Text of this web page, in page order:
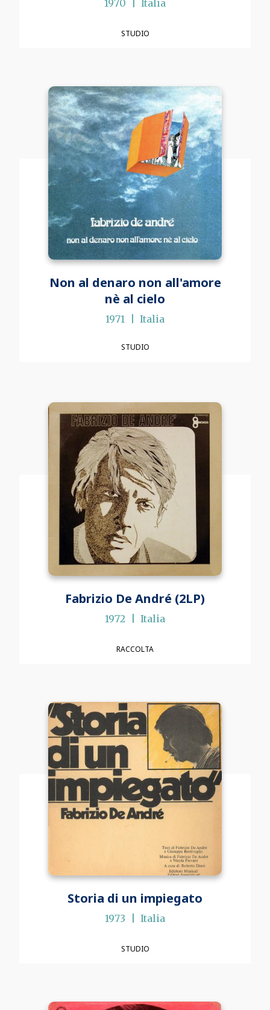
1970 Italia
STUDIO
Non al denaro non all'amore
nè al cielo
1971 Italia
STUDIO
Fabrizio De André (2LP)
1972 Italia
RACCOLTA
Storia di un impiegato
1973 Italia
STUDIO